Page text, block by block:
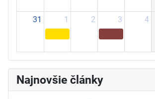
31 1 2 3 4
Najnovšie články